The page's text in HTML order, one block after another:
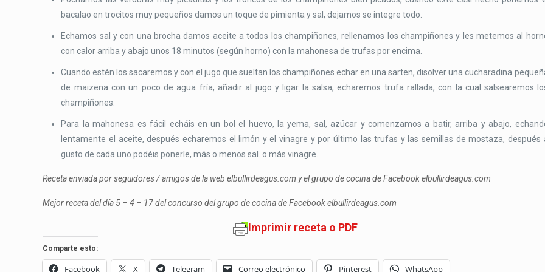
bacalao en trocitos muy pequeños damos un toque de pimienta y sal, dejamos se integre todo.
Echamos sal y con una brocha damos aceite a todos los champiñones, rellenamos los champiñones y les metemos al
con calor arriba y abajo unos 18 minutos (según horno) con la mahonesa de trufas por encima.
Cuando estén los sacaremos y con el jugo que sueltan los champiñones echar en una sarten, disolver una cucharadina
de maizena con un poco de agua fría, añadir al jugo y ligar la salsa, echaremos trufa rallada, con la cual salsearemos
champiñones.
Para la mahonesa es fácil echáis en un bol el huevo, la yema, sal, azúcar y comenzamos a batir, arriba y abajo,
lentamente el aceite, después echaremos el limón y el vinagre y por último las trufas y las semillas de mostaza, después
gusto de cada uno podéis ponerle, más o menos sal. o más vinagre.
Receta enviada por seguidores / amigos de la web elbullirdeagus.com y el grupo de cocina de Facebook elbullirdeagus.com
Mejor receta del día 5 – 4 – 17 del concurso del grupo de cocina de Facebook elbullirdeagus.com
Imprimir receta o PDF
Comparte esto:
Facebook X Telegram Correo electrónico Pinterest WhatsApp